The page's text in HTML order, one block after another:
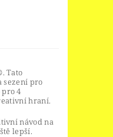
Tato
sezení pro
4
hraní.
návod na
lepší.